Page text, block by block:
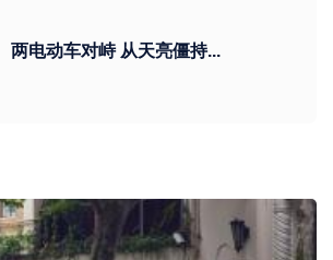
两电动车对峙 从天亮僵持...